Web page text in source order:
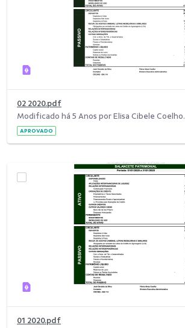
02 2020.pdf
Modificado há 5 Anos por Elisa Cibele Coelho.
APROVADO
01 2020.pdf